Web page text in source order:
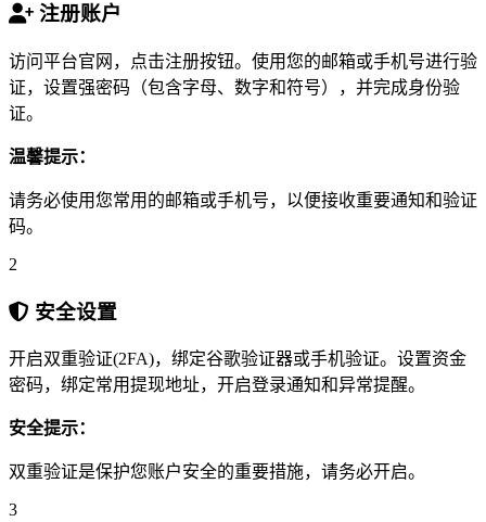
注册账户
访问平台官网，点击注册按钮。使用您的邮箱或手机号进行验
证，设置强密码（包含字母、数字和符号），并完成身份验
证。
温馨提示：
请务必使用您常用的邮箱或手机号，以便接收重要通知和验证
码。
2
安全设置
开启双重验证(2FA)，绑定谷歌验证器或手机验证。设置资金
密码，绑定常用提现地址，开启登录通知和异常提醒。
安全提示：
双重验证是保护您账户安全的重要措施，请务必开启。
3